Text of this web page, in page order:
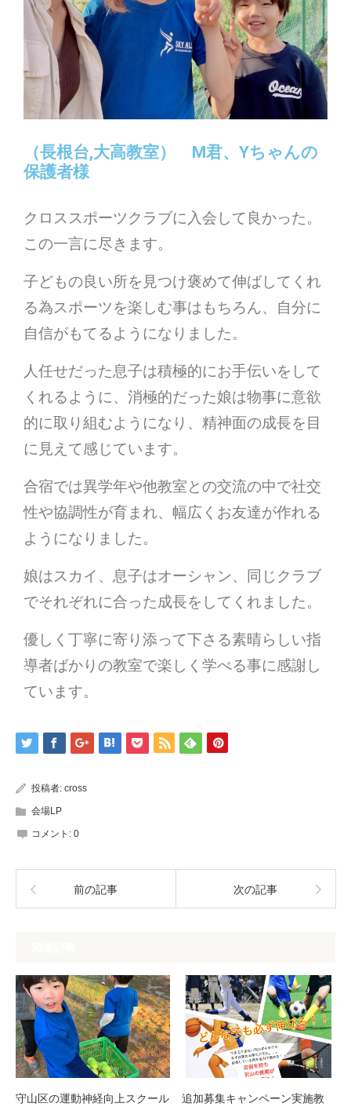
（長根台,大高教室） M君、Yちゃんの
保護者様
クロススポーツクラブに入会して良かった。
この一言に尽きます。
子どもの良い所を見つけ褒めて伸ばしてくれ
る為スポーツを楽しむ事はもちろん、自分に
自信がもてるようになりました。
人任せだった息子は積極的にお手伝いをして
くれるように、消極的だった娘は物事に意欲
的に取り組むようになり、精神面の成長を目
に見えて感じています。
合宿では異学年や他教室との交流の中で社交
性や協調性が育まれ、幅広くお友達が作れる
ようになりました。
娘はスカイ、息子はオーシャン、同じクラブ
でそれぞれに合った成長をしてくれました。
優しく丁寧に寄り添って下さる素晴らしい指
導者ばかりの教室で楽しく学べる事に感謝し
ています。
投稿者: cross
会場LP
コメント: 0
前の記事 次の記事
守山区の運動神経向上スクール
追加募集キャンペーン実施教